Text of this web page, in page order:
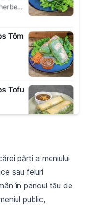
părți a meniului
sau feluri
în panoul tău de
public,